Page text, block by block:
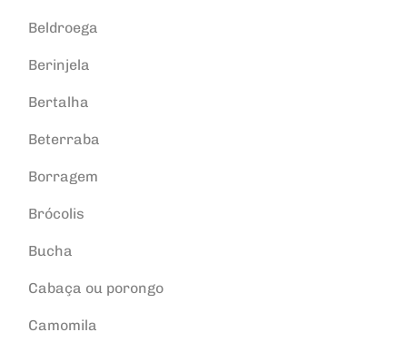
Beldroega
Berinjela
Bertalha
Beterraba
Borragem
Brócolis
Bucha
Cabaça ou porongo
Camomila